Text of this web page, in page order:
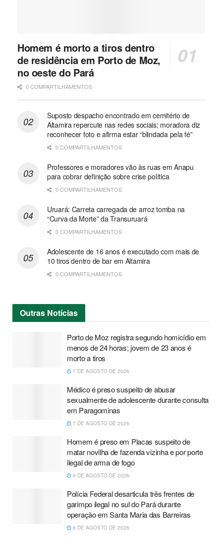
Homem é morto a tiros dentro
de residência em Porto de Moz,
no oeste do Pará
0 COMPARTILHAMENTOS
Suposto despacho encontrado em cemitério de
Altamira repercute nas redes sociais; moradora diz
reconhecer foto e afirma estar “blindada pela fé”
0 COMPARTILHAMENTOS
Professores e moradores vão às ruas em Anapu
para cobrar definição sobre crise política
0 COMPARTILHAMENTOS
Uruará: Carreta carregada de arroz tomba na
“Curva da Morte” da Transuruará
0 COMPARTILHAMENTOS
Adolescente de 16 anos é executado com mais de
10 tiros dentro de bar em Altamira
0 COMPARTILHAMENTOS
Outras Notícias
Porto de Moz registra segundo homicídio em
menos de 24 horas; jovem de 23 anos é
morto a tiros
7 DE AGOSTO DE 2026
Médico é preso suspeito de abusar
sexualmente de adolescente durante consulta
em Paragominas
7 DE AGOSTO DE 2026
Homem é preso em Placas suspeito de
matar novilha de fazenda vizinha e por porte
ilegal de arma de fogo
6 DE AGOSTO DE 2026
Polícia Federal desarticula três frentes de
garimpo ilegal no sul do Pará durante
operação em Santa Maria das Barreiras
6 DE AGOSTO DE 2026